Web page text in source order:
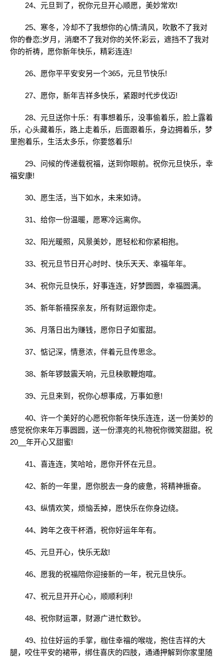
24、元旦到了，祝你元旦开心顺愿，美妙常欢!
25、寒冬，冷却不了我想你的心情;清风，吹散不了我对
你的眷恋;岁月，消磨不了我对你的关怀;彩云，遮挡不了我对
你的祈祷，愿你新年快乐，精彩连连!
26、愿你平平安安另一个365，元旦节快乐!
27、愿你，新年吉祥多快乐，紧跟时代步伐迈!
28、元旦送你十乐：有事想着乐，没事偷着乐，脸上露着
乐，心头藏着乐，路上走着乐，后面跟着乐，身边拥着乐，梦
里抱着乐，生活太多乐，你要悠着乐!
29、问候的传递载祝福，送到你眼前。祝你元旦快乐，幸
福安康!
30、愿生活，当下如水，未来如诗。
31、给你一份温暖，愿寒冷远离你。
32、阳光暖照，风景美妙，愿轻松和你紧相抱。
33、祝元旦节日开心时时、快乐天天、幸福年年。
34、祝你元旦快乐，好事连连，好梦圆圆，幸福圆满。
35、新年新禧探亲友，所有财运跟你走。
36、月落日出为赚钱，愿你日子如蜜甜。
37、惦记深，情意浓，伴着元旦传思念。
38、新年锣鼓震天响，元旦秧歌鞭炮喧。
39、元旦来到，祝你心想事成，万事如意!
40、许一个美好的心愿祝你新年快乐连连，送一份美妙的
感觉祝你来年万事圆圆，送一份漂亮的礼物祝你微笑甜甜。祝
20__年开心又甜蜜!
41、喜连连，笑哈哈，愿你开怀在元旦。
42、新的一年里，愿你脱去一身的疲惫，将精神振奋。
43、纵情欢笑，烦恼丢掉，愿快乐在你身边绕。
44、跨年之夜干杯酒，祝你好运年年有。
45、元旦开心，快乐无敌!
46、愿我的祝福陪你迎接新的一年，祝元旦快乐。
47、祝元旦开开心心，顺顺利利!
48、祝你财运罩，财源广进忙数钞。
49、拉住好运的手掌，枷住幸福的喉咙，抱住吉祥的大
腿，咬住平安的裙带，绑住喜庆的四肢，通通押解到你家里随